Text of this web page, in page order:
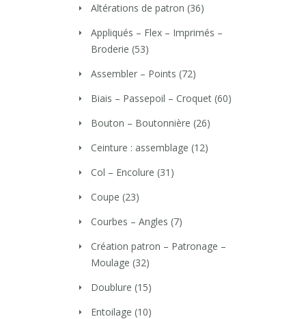
Altérations de patron (36)
Appliqués – Flex – Imprimés –
Broderie (53)
Assembler – Points (72)
Biais – Passepoil – Croquet (60)
Bouton – Boutonnière (26)
Ceinture : assemblage (12)
Col – Encolure (31)
Coupe (23)
Courbes – Angles (7)
Création patron – Patronage –
Moulage (32)
Doublure (15)
Entoilage (10)